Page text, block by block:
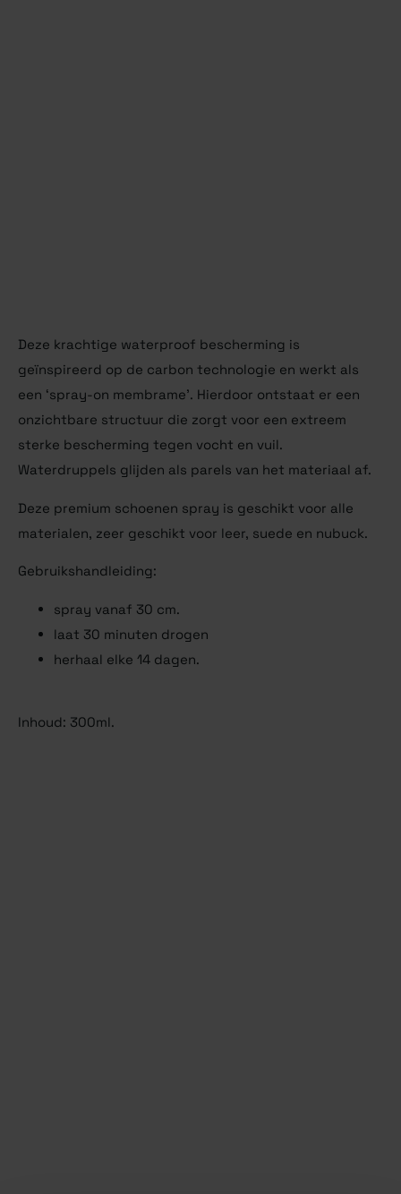
Deze krachtige waterproof bescherming is
geïnspireerd op de carbon technologie en werkt als
een ‘spray-on membrame’. Hierdoor ontstaat er een
onzichtbare structuur die zorgt voor een extreem
sterke bescherming tegen vocht en vuil.
Waterdruppels glijden als parels van het materiaal af.
Deze premium schoenen spray is geschikt voor alle
materialen, zeer geschikt voor leer, suede en nubuck.
Gebruikshandleiding:
spray vanaf 30 cm.
laat 30 minuten drogen
herhaal elke 14 dagen.
Inhoud: 300ml.